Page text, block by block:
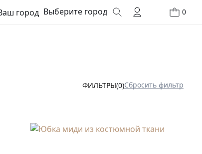
Выберите город 0
ФИЛЬТРЫ(0)Сбросить фильтр